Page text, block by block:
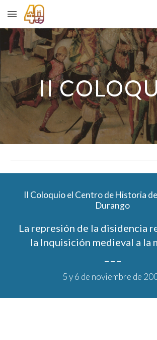
Skip to main content
II
II Coloquio el Centro de Historia
Durango
La represión de la disidencia
la Inquisición medieval a la
5 y 6 de noviembre de